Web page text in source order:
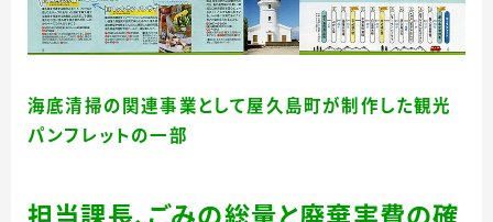
海底清掃の関連事業として屋久島町が制作した観光
パンフレットの一部